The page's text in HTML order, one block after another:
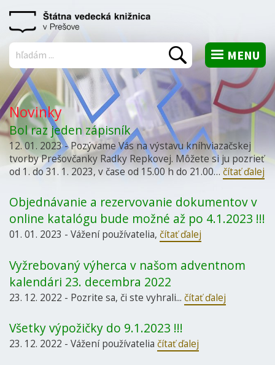
MENU
Vyhľadať
Novinky
Bol raz jeden zápisník
12. 01. 2023 - Pozývame Vás na výstavu kníhviazačskej
tvorby Prešovčanky Radky Repkovej. Môžete si ju pozrieť
od 1. do 31. 1. 2023, v čase od 15.00 h do 21.00… čítať ďalej
Objednávanie a rezervovanie dokumentov v
online katalógu bude možné až po 4.1.2023 !!!
01. 01. 2023 - Vážení používatelia, čítať ďalej
Vyžrebovaný výherca v našom adventnom
kalendári 23. decembra 2022
23. 12. 2022 - Pozrite sa, či ste vyhrali... čítať ďalej
Všetky výpožičky do 9.1.2023 !!!
23. 12. 2022 - Vážení používatelia čítať ďalej